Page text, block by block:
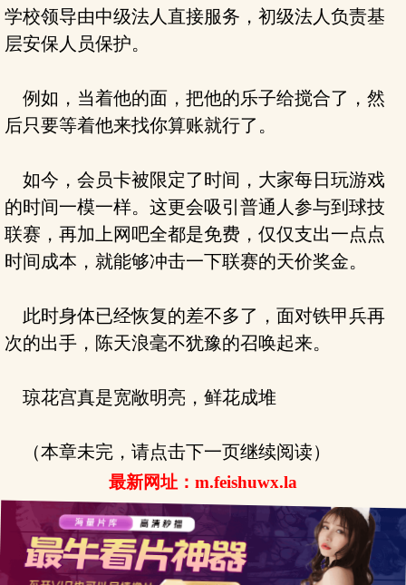
学校领导由中级法人直接服务，初级法人负责基
层安保人员保护。
例如，当着他的面，把他的乐子给搅合了，然
后只要等着他来找你算账就行了。
如今，会员卡被限定了时间，大家每日玩游戏
的时间一模一样。这更会吸引普通人参与到球技
联赛，再加上网吧全都是免费，仅仅支出一点点
时间成本，就能够冲击一下联赛的天价奖金。
此时身体已经恢复的差不多了，面对铁甲兵再
次的出手，陈天浪毫不犹豫的召唤起来。
琼花宫真是宽敞明亮，鲜花成堆
（本章未完，请点击下一页继续阅读）
最新网址：m.feishuwx.la